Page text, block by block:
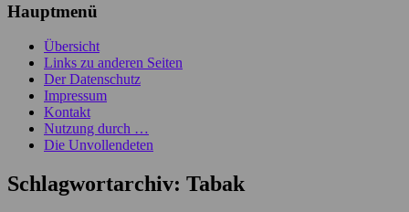
Hauptmenü
Übersicht
Links zu anderen Seiten
Der Datenschutz
Impressum
Kontakt
Nutzung durch …
Die Unvollendeten
Schlagwortarchiv: Tabak